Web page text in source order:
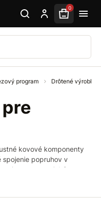
0
program Drôtené výrobky
kovové komponenty
spojenie popruhov v
ergonomickému
pre použitie v